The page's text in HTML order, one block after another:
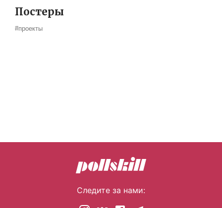
Постеры
#проекты
Следите за нами: